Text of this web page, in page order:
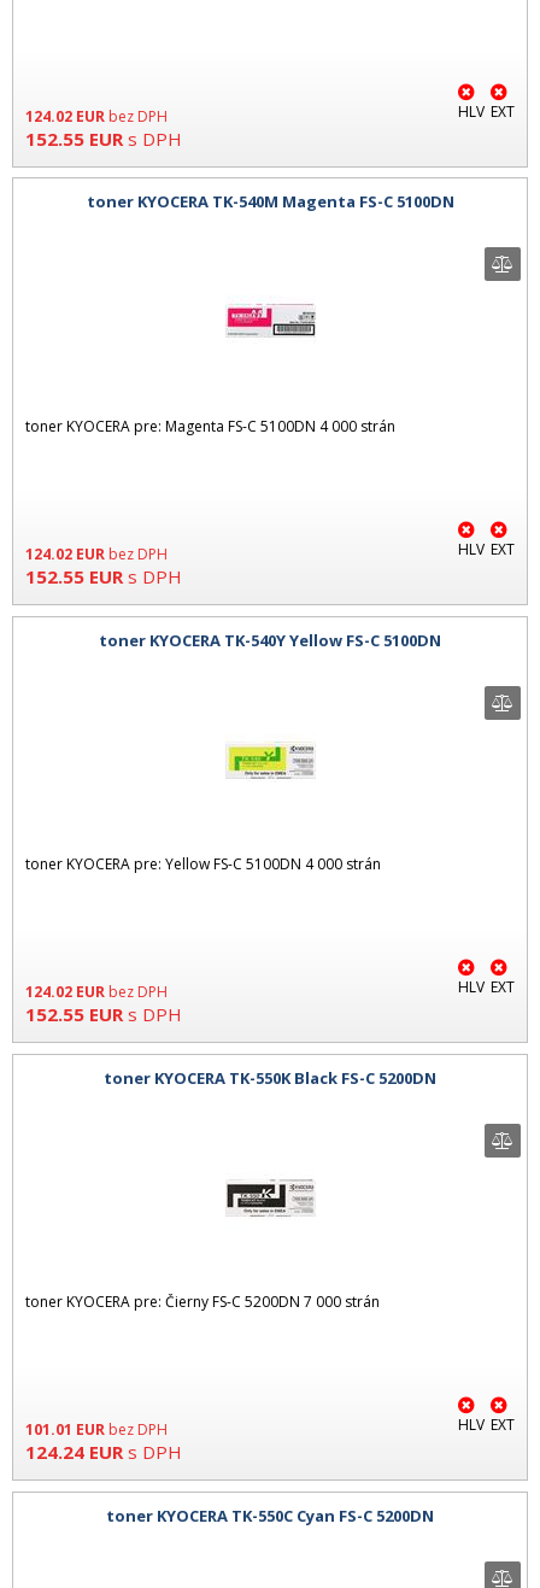
124.02 EUR bez DPH
152.55 EUR s DPH
HLV EXT
toner KYOCERA TK-540M Magenta FS-C 5100DN
toner KYOCERA pre: Magenta FS-C 5100DN 4 000 strán
124.02 EUR bez DPH
152.55 EUR s DPH
HLV EXT
toner KYOCERA TK-540Y Yellow FS-C 5100DN
toner KYOCERA pre: Yellow FS-C 5100DN 4 000 strán
124.02 EUR bez DPH
152.55 EUR s DPH
HLV EXT
toner KYOCERA TK-550K Black FS-C 5200DN
toner KYOCERA pre: Čierny FS-C 5200DN 7 000 strán
101.01 EUR bez DPH
124.24 EUR s DPH
HLV EXT
toner KYOCERA TK-550C Cyan FS-C 5200DN